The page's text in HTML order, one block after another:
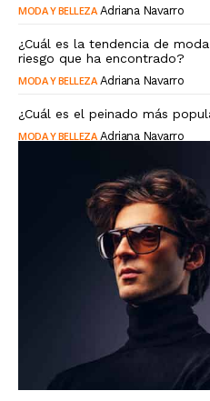
MODA Y BELLEZA Adriana Navarro
¿Cuál es la tendencia de
riesgo que ha encontrado?
MODA Y BELLEZA Adriana Navarro
¿Cuál es el peinado más
MODA Y BELLEZA Adriana Navarro